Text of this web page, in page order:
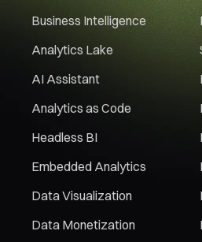
Business Intelligence
Analytics Lake
AI Assistant
Analytics as Code
Headless BI
Embedded Analytics
Data Visualization
Data Monetization